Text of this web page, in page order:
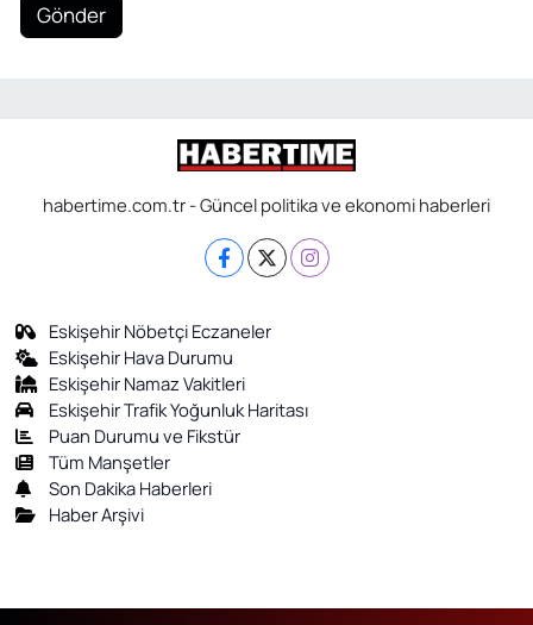
Gönder
habertime.com.tr - Güncel politika ve ekonomi haberleri
Eskişehir Nöbetçi Eczaneler
Eskişehir Hava Durumu
Eskişehir Namaz Vakitleri
Eskişehir Trafik Yoğunluk Haritası
Puan Durumu ve Fikstür
Tüm Manşetler
Son Dakika Haberleri
Haber Arşivi